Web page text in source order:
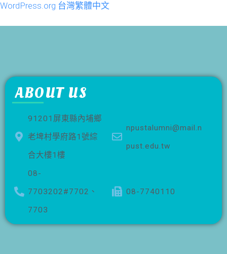
WordPress.org 台灣繁體中文
ABOUT US
91201屏東縣內埔鄉
老埤村學府路1號綜
合大樓1樓
npustalumni@mail.n
pust.edu.tw
08-
7703202#7702、
7703
08-7740110